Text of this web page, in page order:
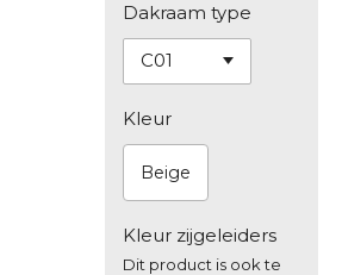
Dakraam type
Kleur
Beige
Kleur zijgeleiders
Dit product is ook te